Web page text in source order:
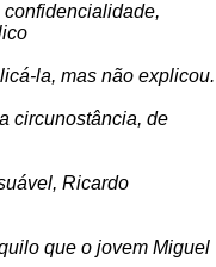
la, mas não explicou.
circunostância, de
Ricardo
que o jovem Miguel